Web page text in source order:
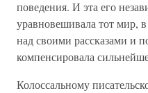
поведения. И эта его
уравновешивала тот мир,
над своими рассказами и
компенсировала
Колоссальному